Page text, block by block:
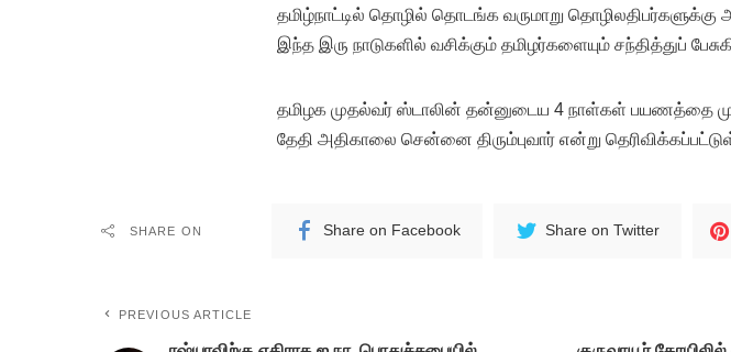
தமிழ்நாட்டில் தொழில் தொடங்க வருமாறு தொழிலதிபர்களுக்கு
இந்த இரு நாடுகளில் வசிக்கும் தமிழர்களையும் சந்தித்துப்
தமிழக முதல்வர் ஸ்டாலின் தன்னுடைய 4 நாள்கள் பயணத்தை
தேதி அதிகாலை சென்னை திரும்புவார் என்று
SHARE ON Share on Facebook Share on Twitter
PREVIOUS ARTICLE